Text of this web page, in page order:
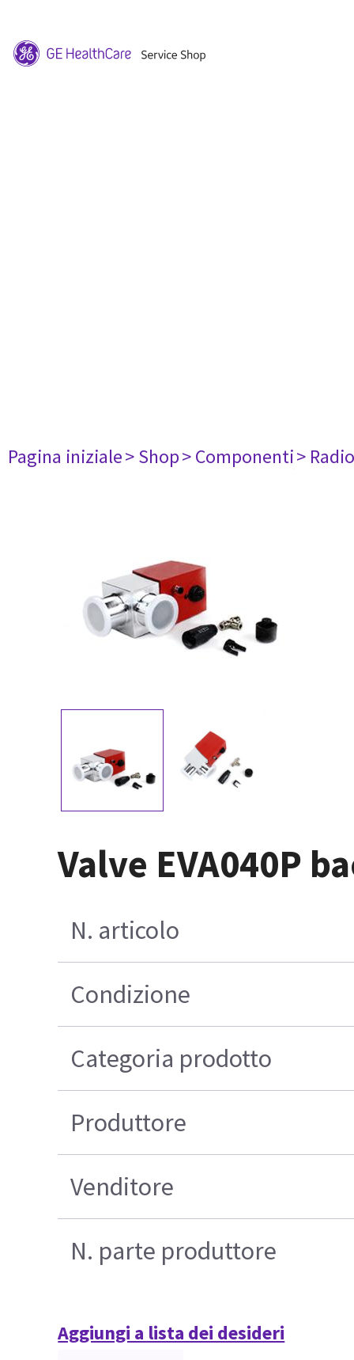
Pagina iniziale> Shop> Componenti>
Valve EVA040P
N. articolo
Condizione
Categoria prodotto
Produttore
Venditore
N. parte produttore
Aggiungi a lista dei desideri